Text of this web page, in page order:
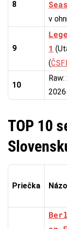
8
v
9
1
(
10
2026
TOP 10
Priečka